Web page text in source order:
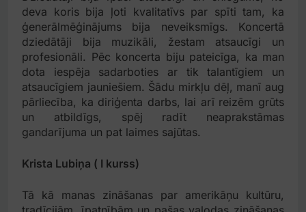
deva koris bija ļoti kvalitatīvs par spīti tam, ka
ģenerālmēģinājums bija neveiksmīgs. Koncertā
dziedātāji bija muzikāli, žestam atsaucīgi un
profesionāli. Pēc koncerta biju pateicīga, ka man
dota iespēja sadarboties ar tik talantīgiem un
atsaucīgiem jauniešiem. Šādu mirkļu dēļ, manī aug
pārliecība, ka diriģenta darbs, lai arī reizēm grūts
un atbildīgs, spēj radīt neaprakstāmas
gandarījuma un pat laimes sajūtas.
Krista Lubiņa ( I kurss)
Tā kā manas zināšanas par amerikāņu kultūru,